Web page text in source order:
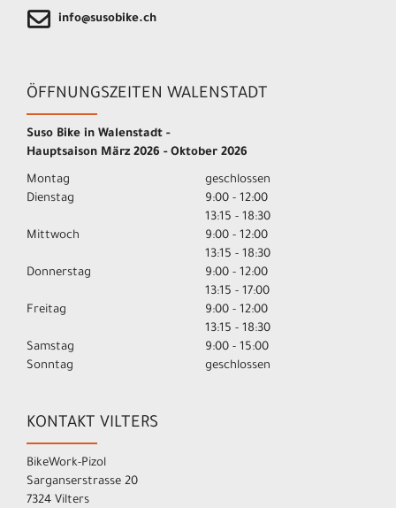
info@susobike.ch
ÖFFNUNGSZEITEN WALENSTADT
Suso Bike in Walenstadt -
Hauptsaison März 2026 - Oktober 2026
Montag
geschlossen
Dienstag
9:00 - 12:00
13:15 - 18:30
Mittwoch
9:00 - 12:00
13:15 - 18:30
Donnerstag
9:00 - 12:00
13:15 - 17:00
Freitag
9:00 - 12:00
13:15 - 18:30
Samstag
9:00 - 15:00
Sonntag
geschlossen
KONTAKT VILTERS
BikeWork-Pizol
Sarganserstrasse 20
7324 Vilters